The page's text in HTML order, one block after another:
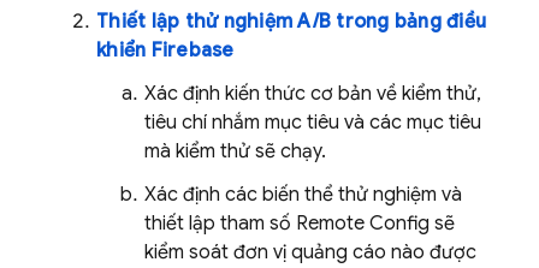
Thiết lập thử nghiệm A/B trong bảng điều
khiển Firebase
Xác định kiến thức cơ bản về kiểm thử,
tiêu chí nhắm mục tiêu và các mục tiêu
mà kiểm thử sẽ chạy.
Xác định các biến thể thử nghiệm và
thiết lập tham số Remote Config sẽ
kiểm soát đơn vị quảng cáo nào được